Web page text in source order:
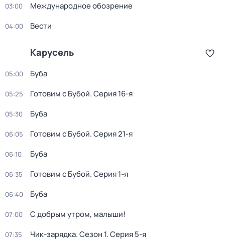
03:00 Международное обозрение
04:00 Вести
Карусель
05:00 Буба
05:25 Готовим с Бубой. Серия 16-я
05:30 Буба
06:05 Готовим с Бубой. Серия 21-я
06:10 Буба
06:35 Готовим с Бубой. Серия 1-я
06:40 Буба
07:00 С добрым утром, малыши!
07:35 Чик-зарядка. Сезон 1. Серия 5-я